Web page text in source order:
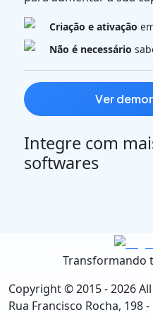
Criação e ativação
Não é necessário
ver
Integre com
softwares
Transformando
Copyright © 2015 -2026
Rua Francisco Rocha, 198